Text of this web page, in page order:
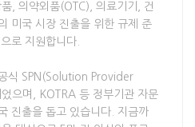
, 의약외품(OTC), 의료기기, 건
미국 시장 진출을 위한 규제 준
로 지원합니다.
식 SPN(Solution Provider
으며, KOTRA 등 정부기관 자문
진출을 돕고 있습니다. 지금까